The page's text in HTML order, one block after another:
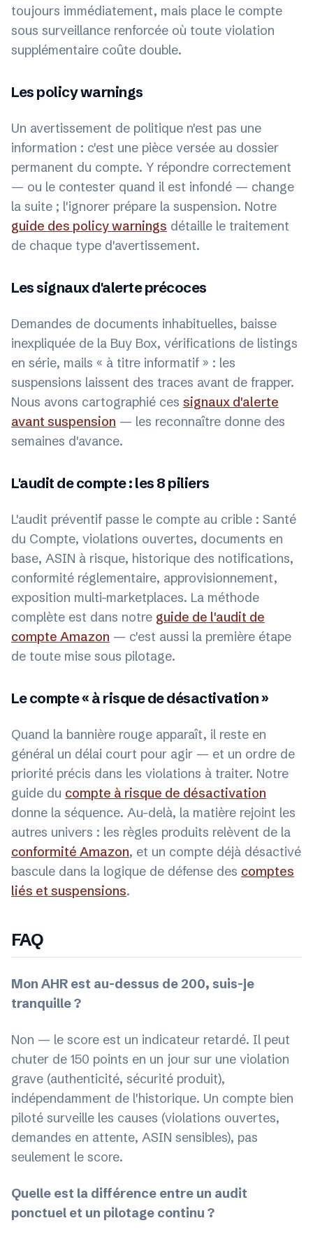
toujours immédiatement, mais place le compte
sous surveillance renforcée où toute violation
supplémentaire coûte double.
Les policy warnings
Un avertissement de politique n'est pas une
information : c'est une pièce versée au dossier
permanent du compte. Y répondre correctement
— ou le contester quand il est infondé — change
la suite ; l'ignorer prépare la suspension. Notre
guide des policy warnings détaille le traitement
de chaque type d'avertissement.
Les signaux d'alerte précoces
Demandes de documents inhabituelles, baisse
inexpliquée de la Buy Box, vérifications de listings
en série, mails « à titre informatif » : les
suspensions laissent des traces avant de frapper.
Nous avons cartographié ces signaux d'alerte
avant suspension — les reconnaître donne des
semaines d'avance.
L'audit de compte : les 8 piliers
L'audit préventif passe le compte au crible : Santé
du Compte, violations ouvertes, documents en
base, ASIN à risque, historique des notifications,
conformité réglementaire, approvisionnement,
exposition multi-marketplaces. La méthode
complète est dans notre guide de l'audit de
compte Amazon — c'est aussi la première étape
de toute mise sous pilotage.
Le compte « à risque de désactivation »
Quand la bannière rouge apparaît, il reste en
général un délai court pour agir — et un ordre de
priorité précis dans les violations à traiter. Notre
guide du compte à risque de désactivation
donne la séquence. Au-delà, la matière rejoint les
autres univers : les règles produits relèvent de la
conformité Amazon, et un compte déjà désactivé
bascule dans la logique de défense des comptes
liés et suspensions.
FAQ
Mon AHR est au-dessus de 200, suis-je
tranquille ?
Non — le score est un indicateur retardé. Il peut
chuter de 150 points en un jour sur une violation
grave (authenticité, sécurité produit),
indépendamment de l'historique. Un compte bien
piloté surveille les causes (violations ouvertes,
demandes en attente, ASIN sensibles), pas
seulement le score.
Quelle est la différence entre un audit
ponctuel et un pilotage continu ?